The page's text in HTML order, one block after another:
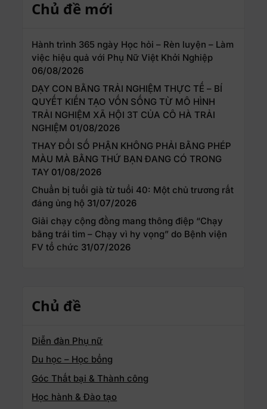
Chủ đề mới
Hành trình 365 ngày Học hỏi – Rèn luyện – Làm
việc hiệu quả với Phụ Nữ Việt Khởi Nghiệp
06/08/2026
DẠY CON BẰNG TRẢI NGHIỆM THỰC TẾ – BÍ
QUYẾT KIẾN TẠO VỐN SỐNG TỪ MÔ HÌNH
TRẢI NGHIỆM XÃ HỘI 3T CỦA CÔ HÀ TRẢI
NGHIỆM 01/08/2026
THAY ĐỔI SỐ PHẬN KHÔNG PHẢI BẰNG PHÉP
MÀU MÀ BẰNG THỨ BẠN ĐANG CÓ TRONG
TAY 01/08/2026
Chuẩn bị tuổi già từ tuổi 40: Một chủ trương rất
đáng ủng hộ 31/07/2026
Giải chạy cộng đồng mang thông điệp “Chạy
bằng trái tim – Chạy vì hy vọng” do Bệnh viện
FV tổ chức 31/07/2026
Chủ đề
Diễn đàn Phụ nữ
Du học – Học bổng
Góc Thất bại & Thành công
Học hành & Đào tạo